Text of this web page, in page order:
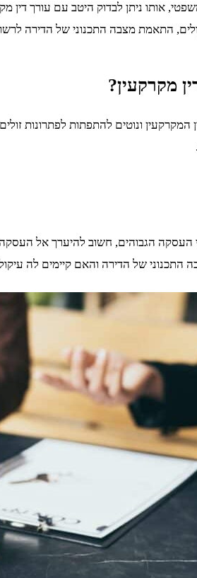
ניתן לבדוק היטב עם עורך דין
התאמת מצבה התכנוני של הדירה
מקרקעין?
ונוטים להתפתות לפתרונות
העסקה הגבוהים, חשוב להיערך אל
התכנוני של הדירה והאם קיימים לה